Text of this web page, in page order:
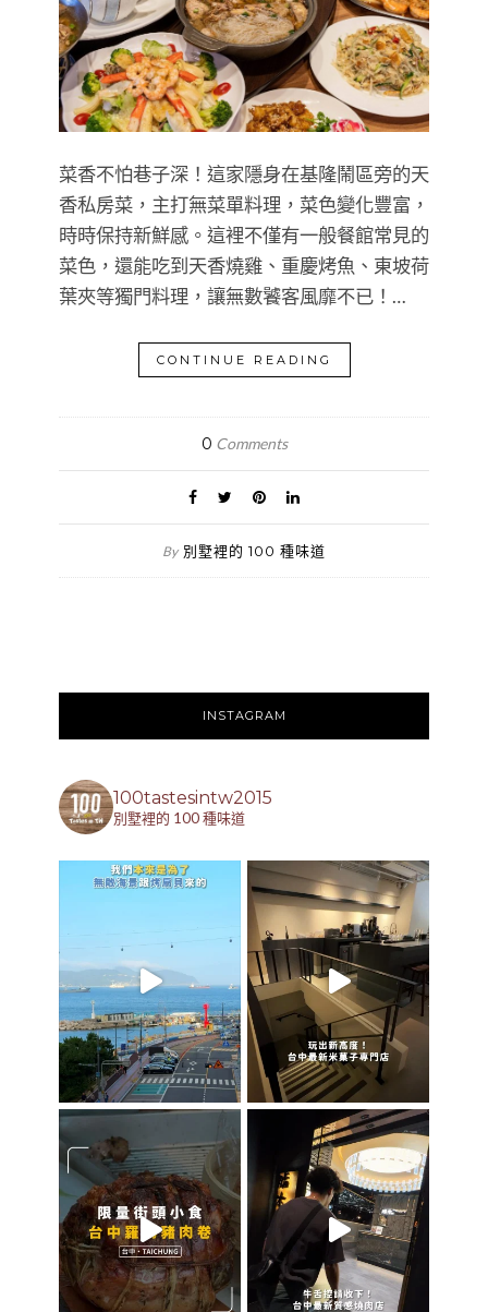
菜香不怕巷子深！這家隱身在基隆鬧區旁的天
香私房菜，主打無菜單料理，菜色變化豐富，
時時保持新鮮感。這裡不僅有一般餐館常見的
菜色，還能吃到天香燒雞、重慶烤魚、東坡荷
葉夾等獨門料理，讓無數饕客風靡不已！…
CONTINUE READING
0 Comments
By 別墅裡的 100 種味道
INSTAGRAM
100tastesintw2015
別墅裡的 100 種味道